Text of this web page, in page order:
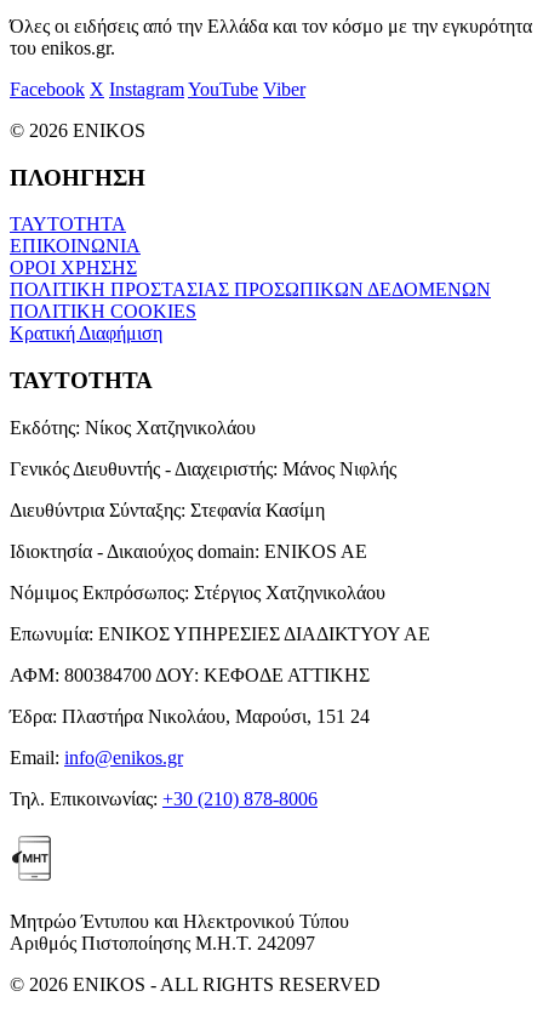
Όλες οι ειδήσεις από την Ελλάδα και τον κόσμο με την εγκυρότητα
του enikos.gr.
Facebook X InstagramYouTube Viber
© 2026 ENIKOS
ΠΛΟΗΓΗΣΗ
ΤΑΥΤΟΤΗΤΑ
ΕΠΙΚΟΙΝΩΝΙΑ
ΟΡΟΙ ΧΡΗΣΗΣ
ΠΟΛΙΤΙΚΗ ΠΡΟΣΤΑΣΙΑΣ ΠΡΟΣΩΠΙΚΩΝ ΔΕΔΟΜΕΝΩΝ
ΠΟΛΙΤΙΚΗ COOKIES
Κρατική Διαφήμιση
ΤΑΥΤΟΤΗΤΑ
Εκδότης: Νίκος Χατζηνικολάου
Γενικός Διευθυντής - Διαχειριστής: Μάνος Νιφλής
Διευθύντρια Σύνταξης: Στεφανία Κασίμη
Ιδιοκτησία - Δικαιούχος domain: ENIKOS AE
Νόμιμος Εκπρόσωπος: Στέργιος Χατζηνικολάου
Επωνυμία: ΕΝΙΚΟΣ ΥΠΗΡΕΣΙΕΣ ΔΙΑΔΙΚΤΥΟΥ ΑΕ
ΑΦΜ: 800384700 ΔΟΥ: ΚΕΦΟΔΕ ΑΤΤΙΚΗΣ
Έδρα: Πλαστήρα Νικολάου, Μαρούσι, 151 24
Email: info@enikos.gr
Τηλ. Επικοινωνίας: +30 (210) 878-8006
Μητρώο Έντυπου και Ηλεκτρονικού Τύπου
Αριθμός Πιστοποίησης Μ.Η.Τ. 242097
© 2026 ENIKOS - ALL RIGHTS RESERVED